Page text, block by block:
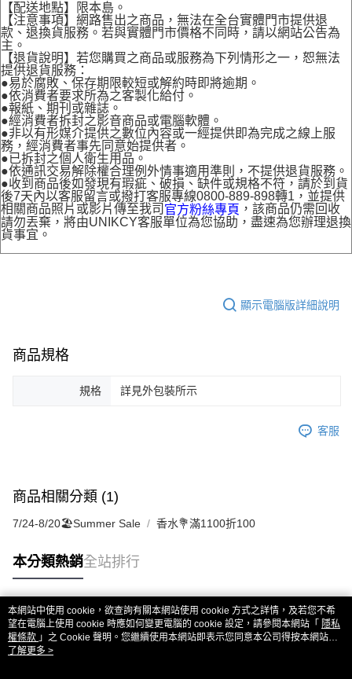
【配送地點】限本島。
【注意事項】網路售出之商品，無法在全台實體門市提供退
款、退換貨服務。若與實體門市價格不同時，請以網站公告為
主。
【退貨說明】若您購買之商品或服務為下列情形之一，恕無法
提供退貨服務：
●易於腐敗、保存期限較短或解約時即將逾期。
●依消費者要求所為之客製化給付。
●報紙、期刊或雜誌。
●經消費者拆封之影音商品或電腦軟體。
●非以有形媒介提供之數位內容或一經提供即為完成之線上服
務，經消費者事先同意始提供者。
●已拆封之個人衛生用品。
●依通訊交易解除權合理例外情事適用準則，不提供退貨服務。
●收到商品後如發現有瑕疵、破損、缺件或規格不符，請於到貨
後7天內以客服留言或撥打客服專線0800-889-898轉1，並提供
相關商品照片或影片傳至我司 官方粉絲專頁 ，該商品仍需回收
請勿丟棄，將由UNIKCY客服單位為您協助，盡速為您辦理退換
貨事宜。
顯示電腦版詳細說明
商品規格
規格 詳見外包裝所示
客服
商品相關分類 (1)
7/24-8/20🏖️Summer Sale 香水💐滿1100折100
本分類熱銷全站排行
熱門標籤
本網站中使用 cookie，欲查詢有關本網站使用 cookie 方式之詳情，及若您不希
望在電腦上使用 cookie 時應如何變更電腦的 cookie 設定，請參閱本網站「 隱私
權條款 」之 Cookie 聲明。您繼續使用本網站即表示您同意本公司得按本網站使
用條款之 Cookie 聲明使用 cookie。
了解更多 >